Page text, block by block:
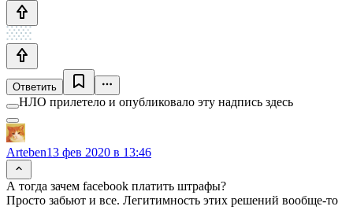
Ответить
НЛО прилетело и опубликовало эту надпись здесь
Arteben13 фев 2020 в 13:46
А тогда зачем facebook платить штрафы?
Просто забьют и все. Легитимность этих решений вообще-то